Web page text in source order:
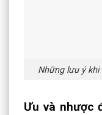
Những lưu ý khi
Ưu và nhược